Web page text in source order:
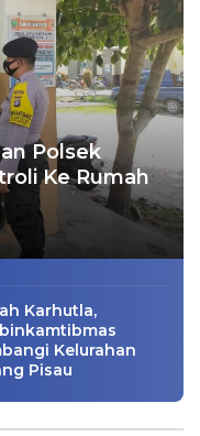
Polsek
Ke Rumah
Karhutla,
Kelurahan
Pisau